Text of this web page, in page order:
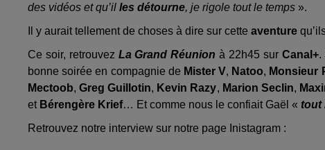
des vidéos et qu’il les détourne, je rigole tout le temps ».
Il y aurait tellement de choses à dire sur cette aventure
Ce soir, retrouvez La Grand Réunion à 22h45 sur Canal+.
bonne soirée en compagnie de Mister V, Natoo, Monsieur
Mectoob,Greg Guillotin, Kevin Razy, Marion Seclin,
et Bérengère Krief… Et comme nous le confiait Gaël « tout
Retrouvez notre interview sur notre page Inistagram :